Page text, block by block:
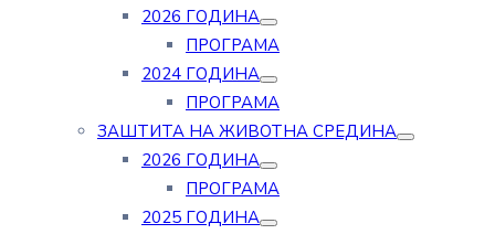
2026 ГОДИНА
ПРОГРАМА
2024 ГОДИНА
ПРОГРАМА
ЗАШТИТА НА ЖИВОТНА СРЕДИНА
2026 ГОДИНА
ПРОГРАМА
2025 ГОДИНА